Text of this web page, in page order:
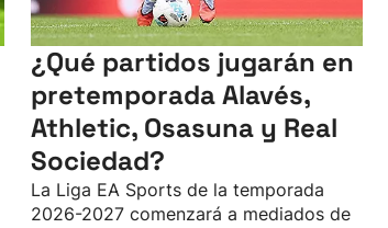
¿Qué partidos jugarán en
pretemporada Alavés,
Athletic, Osasuna y Real
Sociedad?
La Liga EA Sports de la temporada
2026-2027 comenzará a mediados de